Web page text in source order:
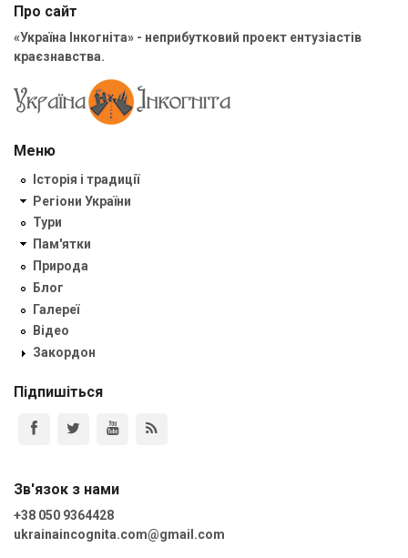
Про сайт
«Україна Інкогніта» - неприбутковий проект ентузіастів
краєзнавства.
Меню
Історія і традиції
Регіони України
Тури
Пам'ятки
Природа
Блог
Галереї
Відео
Закордон
Підпишіться
Зв'язок з нами
+38 050 9364428
ukrainaincognita.com@gmail.com